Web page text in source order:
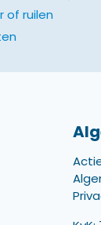
of ruilen